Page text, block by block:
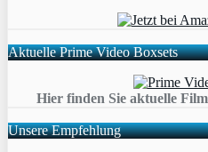
Aktuelle Prime Video Boxsets
Hier finden Sie aktuelle
Unsere Empfehlung